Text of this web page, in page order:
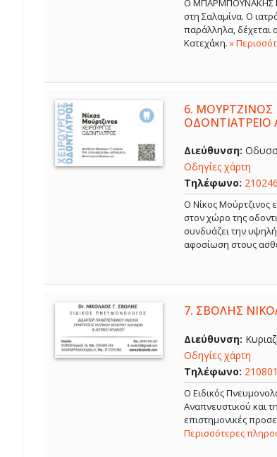
Ο ΜΠΑΡΜΠΟΥΝΑΚΗΣ
στη Σαλαμίνα. Ο
παράλληλα, δέχεται
Κατεχάκη. »
6. ΜΟΥΡΤΖΙΝΟΣ
ΟΔΟΝΤΙΑΤΡΕΙΟ
Διεύθυνση:
Οδηγίες χάρτη
Τηλέφωνο:
Ο Νίκος Μούρτζινος
στον χώρο της
συνδυάζει την
αφοσίωση στους
7. ΣΒΟΛΗΣ
Διεύθυνση:
Οδηγίες χάρτη
Τηλέφωνο:
O Ειδικός
Αναπνευστικού και
επιστημονικές
Περισσότερες